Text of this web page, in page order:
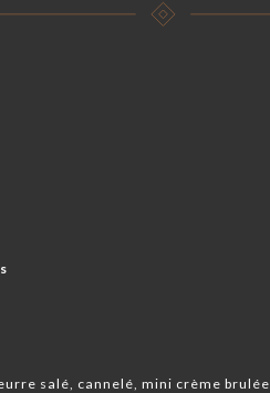
salé, cannelé, mini crème brulée